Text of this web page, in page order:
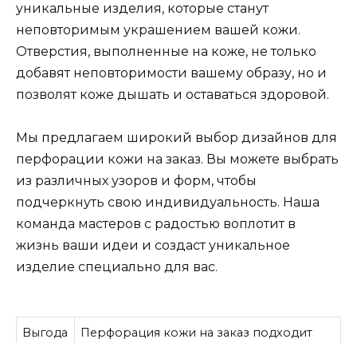
уникальные изделия, которые станут
неповторимым украшением вашей кожи.
Отверстия, выполненные на коже, не только
добавят неповторимости вашему образу, но и
позволят коже дышать и оставаться здоровой.
Мы предлагаем широкий выбор дизайнов для
перфорации кожи на заказ. Вы можете выбрать
из различных узоров и форм, чтобы
подчеркнуть свою индивидуальность. Наша
команда мастеров с радостью воплотит в
жизнь ваши идеи и создаст уникальное
изделие специально для вас.
Выгода
Перфорация кожи на заказ подходит